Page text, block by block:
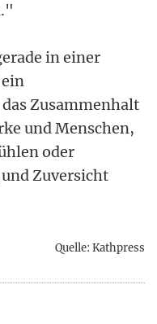
in einer
Zusammenhalt
und Menschen,
oder
Zuversicht
Quelle: Kathpress